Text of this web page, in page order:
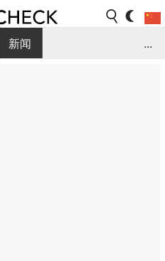
新闻
...